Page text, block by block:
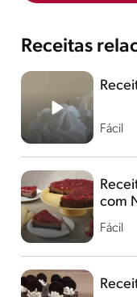
Receitas
Fácil
Fácil
com